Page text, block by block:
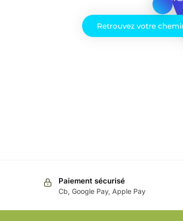
Retrouvez votre
Paiement sécurisé
Cb, Google Pay, Apple Pay